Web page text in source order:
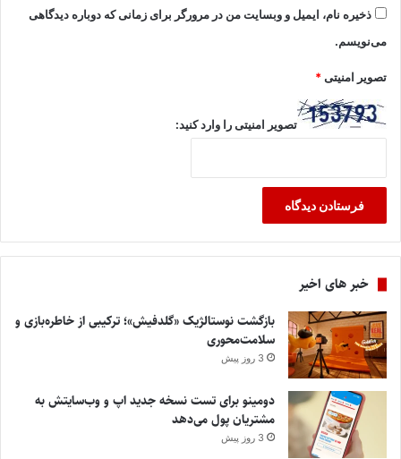
ذخیره نام، ایمیل و وبسایت من در مرورگر برای زمانی که دوباره دیدگاهی
می‌نویسم.
تصویر امنیتی*
تصویر امنیتی را وارد کنید:
خبر های اخیر
بازگشت نوستالژیک «گلدفیش»؛ ترکیبی از خاطره‌بازی و
سلامت‌محوری
3 روز پیش
دومینو برای تست نسخه جدید اپ و وب‌سایتش به
مشتریان پول می‌دهد
3 روز پیش